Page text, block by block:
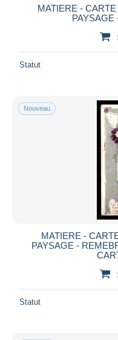
MATIERE -
PAYSAGE
Statut
Nouveau
MATIERE -
PAYSAGE -
Statut